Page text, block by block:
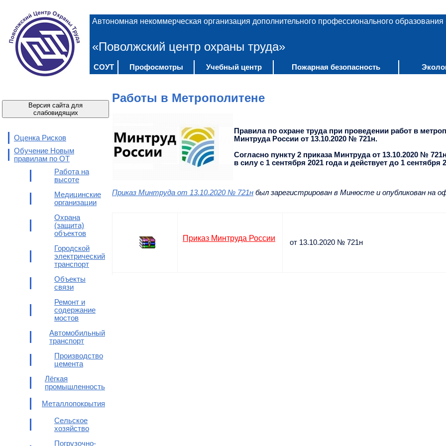
Автономная некоммерческая организация дополнительного профессионального образования
«Поволжский центр охраны труда»
СОУТ Профосмотры Учебный центр Пожарная безопасность
Версия сайта для
слабовидящих
Оценка Рисков
Обучение Новым
правилам по ОТ
Работа на
высоте
Медицинские
организации
Охрана
(защита)
объектов
Городской
электрический
транспорт
Объекты
связи
Ремонт и
содержание
мостов
Автомобильный
транспорт
Производство
цемента
Лёгкая
промышленность
Металлопокрытия
Сельское
хозяйство
Погрузочно-
Работы в Метрополитене
Правила по охране труда при проведении работ в
Минтруда России от 13.10.2020 № 721н.
Согласно пункту 2 приказа Минтруда от 13.10.2020 №
в силу с 1 сентября 2021 года и действует до 1 сентября
Приказ Минтруда от 13.10.2020 № 721н был зарегистрирован в Минюсте и опубликован на
Приказ Минтруда России от 13.10.2020 № 721н